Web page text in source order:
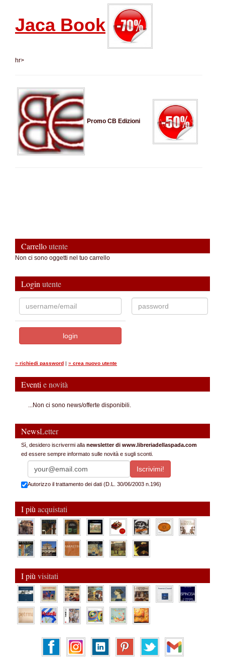
Jaca Book
hr>
Promo CB Edizioni
Carrelloutente
Non ci sono oggetti nel tuo carrello
Loginutente
» richiedi password | » crea nuovo utente
Eventie novità
...Non ci sono news/offerte disponibili.
NewsLetter
Sì, desidero iscrivermi alla newsletter di www.libreriadellaspada.com
ed essere sempre informato sulle novità e sugli sconti.
Autorizzo il trattamento dei dati (D.L. 30/06/2003 n.196)
I piùacquistati
I piùvisitati